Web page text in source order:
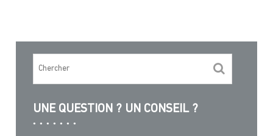
UNE QUESTION ? UN CONSEIL ?